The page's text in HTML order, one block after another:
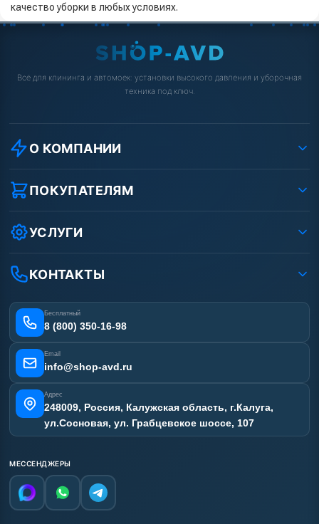
качество уборки в любых условиях.
Всё для клининга и автомоек: установки высокого давления и уборочная
техника под ключ.
О КОМПАНИИ
О компании
Реквизиты ООО «Шоп АВД»
Условия соглашения
Вакансии
Статьи
ПОКУПАТЕЛЯМ
Как заказать?
Оплата
Лизинг
Получить скидку
УСЛУГИ
Ремонт АВД
Сертификаты
Отзывы наших клиентов
Карта сайта
КОНТАКТЫ
Бесплатный
8 (800) 350-16-98
Email
info@shop-avd.ru
Адрес
248009, Россия, Калужская область, г.Калуга,
ул.Сосновая, ул. Грабцевское шоссе, 107
МЕССЕНДЖЕРЫ